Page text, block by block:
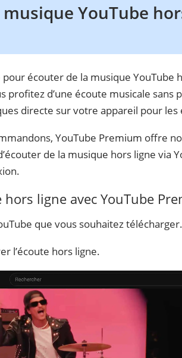
YouTube
écouter de la musique YouTube
profitez d’une écoute musicale sans
directe sur votre appareil pour
YouTube Premium offre
de la musique hors ligne via
ligne avec YouTube
que vous souhaitez télécharger.
l’écoute hors ligne.